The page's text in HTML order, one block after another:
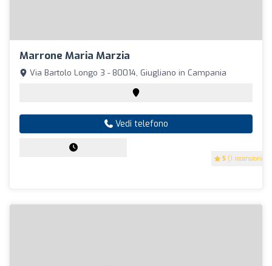
Marrone Maria Marzia
5 (1 recensioni)
Via Bartolo Longo 3 - 80014, Giugliano in Campania
Vedi telefono